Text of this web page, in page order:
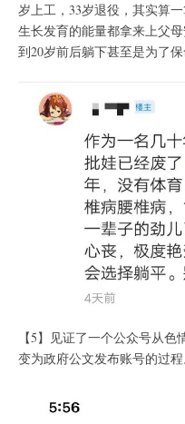
岁上工，33岁退役，其实算
生长发育的能量都拿来上父
到20岁前后躺下甚至是为了保
【5】见证了一个公众号从
变为政府公文发布账号的过程